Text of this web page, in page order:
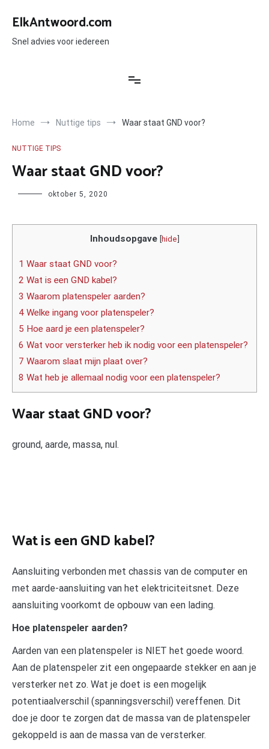
naar
inhoud
ElkAntwoord.com
Snel advies voor iedereen
Home Nuttige tips Waar staat GND voor?
NUTTIGE TIPS
Waar staat GND voor?
Author oktober 5, 2020
Inhoudsopgave [hide]
1 Waar staat GND voor?
2 Wat is een GND kabel?
3 Waarom platenspeler aarden?
4 Welke ingang voor platenspeler?
5 Hoe aard je een platenspeler?
6 Wat voor versterker heb ik nodig voor een platenspeler?
7 Waarom slaat mijn plaat over?
8 Wat heb je allemaal nodig voor een platenspeler?
Waar staat GND voor?
ground, aarde, massa, nul.
Wat is een GND kabel?
Aansluiting verbonden met chassis van de computer en
met aarde-aansluiting van het elektriciteitsnet. Deze
aansluiting voorkomt de opbouw van een lading.
Hoe platenspeler aarden?
Aarden van een platenspeler is NIET het goede woord.
Aan de platenspeler zit een ongepaarde stekker en aan je
versterker net zo. Wat je doet is een mogelijk
potentiaalverschil (spanningsverschil) vereffenen. Dit
doe je door te zorgen dat de massa van de platenspeler
gekoppeld is aan de massa van de versterker.